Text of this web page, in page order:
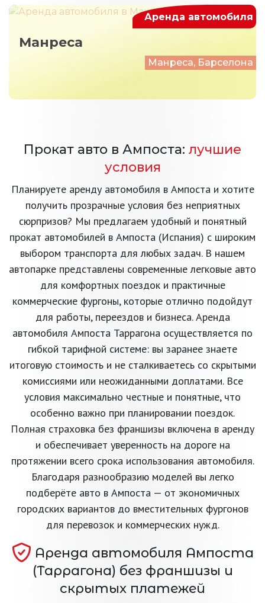
Манреса
Манреса, Барселона
Аренда автомобиля
Прокат авто в Ампоста: лучшие
условия
Планируете аренду автомобиля в Ампоста и хотите
получить прозрачные условия без неприятных
сюрпризов? Мы предлагаем удобный и понятный
прокат автомобилей в Ампоста (Испания) с широким
выбором транспорта для любых задач. В нашем
автопарке представлены современные легковые авто
для комфортных поездок и практичные
коммерческие фургоны, которые отлично подойдут
для работы, переездов и бизнеса. Аренда
автомобиля Ампоста Таррагона осуществляется по
гибкой тарифной системе: вы заранее знаете
итоговую стоимость и не сталкиваетесь со скрытыми
комиссиями или неожиданными доплатами. Все
условия максимально честные и понятные, что
особенно важно при планировании поездок.
Полная страховка без франшизы включена в аренду
и обеспечивает уверенность на дороге на
протяжении всего срока использования автомобиля.
Благодаря разнообразию моделей вы легко
подберёте авто в Ампоста — от экономичных
городских вариантов до вместительных фургонов
для перевозок и коммерческих нужд.
Аренда автомобиля Ампоста
(Таррагона) без франшизы и
скрытых платежей